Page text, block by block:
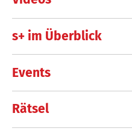
s+ im Überblick
Events
Rätsel